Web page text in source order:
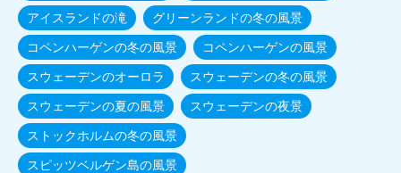
アイスランドの滝 グリーンランドの冬の風景
コペンハーゲンの冬の風景 コペンハーゲンの風景
スウェーデンのオーロラ スウェーデンの冬の風景
スウェーデンの夏の風景 スウェーデンの夜景
ストックホルムの冬の風景
スピッツベルゲン島の風景